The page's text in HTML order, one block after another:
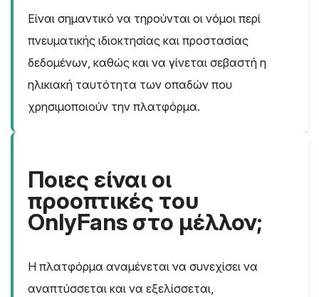
Είναι σημαντικό να τηρούνται οι νόμοι περί
πνευματικής ιδιοκτησίας και προστασίας
δεδομένων, καθώς και να γίνεται σεβαστή η
ηλικιακή ταυτότητα των οπαδών που
χρησιμοποιούν την πλατφόρμα.
Ποιες είναι οι
προοπτικές του
OnlyFans στο μέλλον;
Η πλατφόρμα αναμένεται να συνεχίσει να
αναπτύσσεται και να εξελίσσεται,